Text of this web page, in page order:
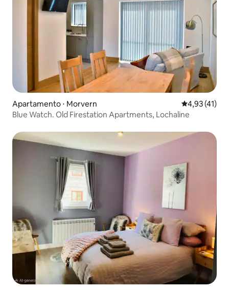
Apartamento ⋅ Morvern 4,93 de uma
4,93 (41)
Blue Watch. Old Firestation Apartments, Lochaline